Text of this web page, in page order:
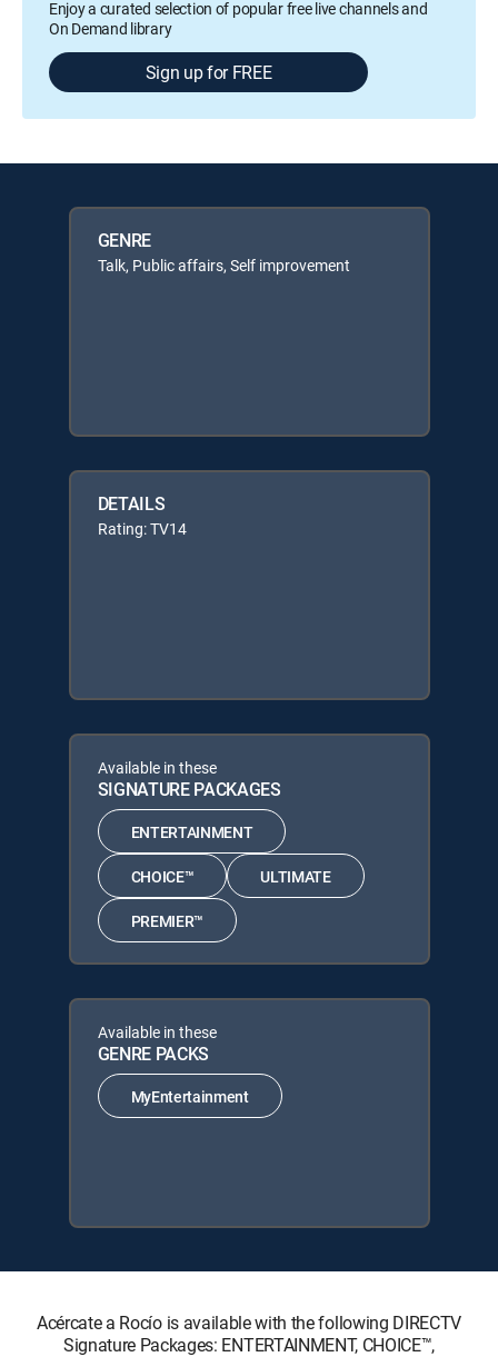
Enjoy a curated selection of popular free live channels and
On Demand library
Sign up for FREE
GENRE
Talk, Public affairs, Self improvement
DETAILS
Rating: TV14
Available in these
SIGNATURE PACKAGES
ENTERTAINMENT
CHOICE™ ULTIMATE
PREMIER™
Available in these
GENRE PACKS
MyEntertainment
Acércate a Rocío is available with the following DIRECTV
Signature Packages: ENTERTAINMENT, CHOICE™,